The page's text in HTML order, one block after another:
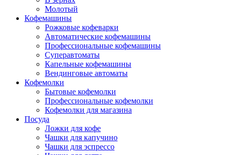
Молотый
Кофемашины
Рожковые кофеварки
Автоматические кофемашины
Профессиональные кофемашины
Суперавтоматы
Капельные кофемашины
Вендинговые автоматы
Кофемолки
Бытовые кофемолки
Профессиональные кофемолки
Кофемолки для магазина
Посуда
Ложки для кофе
Чашки для капучино
Чашки для эспрессо